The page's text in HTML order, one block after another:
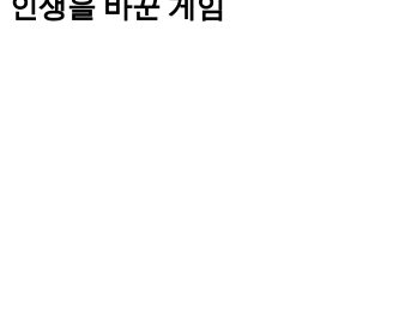
인생을 바꾼 게임